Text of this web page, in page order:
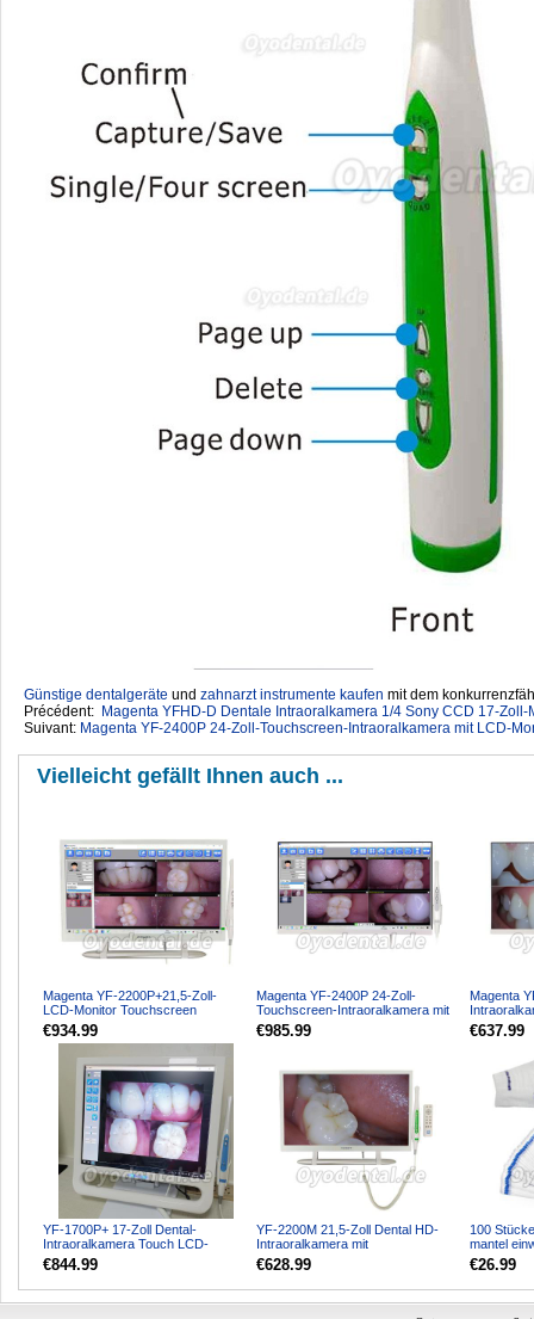
Günstige dentalgeräte ‎ und zahnarzt instrumente kaufen mit dem
Précédent: Magenta YFHD-D Dentale Intraoralkamera 1/4 Sony CCD 17-
Suivant: Magenta YF-2400P 24-Zoll-Touchscreen-Intraoralkamera mit LCD-
Vielleicht gefällt Ihnen auch ...
Magenta YF-2200P+21,5-Zoll-
LCD-Monitor Touchscreen
Intraoralkamera VGA + HDMI
€934.99
Magenta YF-2400P 24-Zoll-
Touchscreen-Intraoralkamera mit
LCD-Monitor und WLAN-Fu...
€985.99
Magenta
Monitor
€637.99
YF-1700P+ 17-Zoll Dental-
Intraoralkamera Touch LCD-
Bildschirm für Dentaleinheit ...
€844.99
YF-2200M 21,5-Zoll Dental HD-
Intraoralkamera mit
Monitorbildschirm und Halterung...
€628.99
100
mantel
€26.99